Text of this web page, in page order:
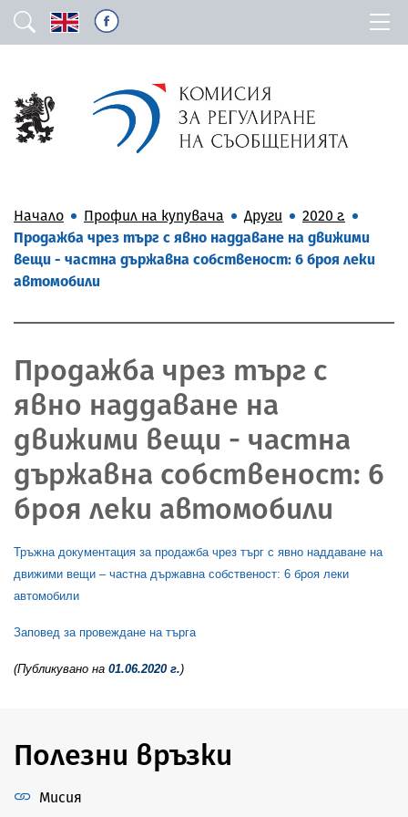
Начало Профил на купувача Други
2020 г.
Продажба чрез търг с явно наддаване на движими
вещи - частна държавна собственост: 6 броя леки
автомобили
Продажба чрез търг с
явно наддаване на
движими вещи - частна
държавна собственост: 6
броя леки автомобили
Тръжна документация за продажба чрез търг с явно наддаване на
движими вещи – частна държавна собственост: 6 броя леки
автомобили
Заповед за провеждане на търга
(Публикувано на 01.06.2020 г.)
Полезни връзки
Мисия